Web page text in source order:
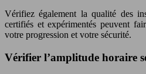
Vérifiez également la qualité des
certifiés et expérimentés peuvent
votre progression et votre sécurité.
Vérifier l’amplitude horaire